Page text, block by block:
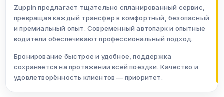
Zuppin предлагает тщательно спланированный сервис,
превращая каждый трансфер в комфортный, безопасный
и премиальный опыт. Современный автопарк и опытные
водители обеспечивают профессиональный подход.
Бронирование быстрое и удобное, поддержка
сохраняется на протяжении всей поездки. Качество и
удовлетворённость клиентов — приоритет.